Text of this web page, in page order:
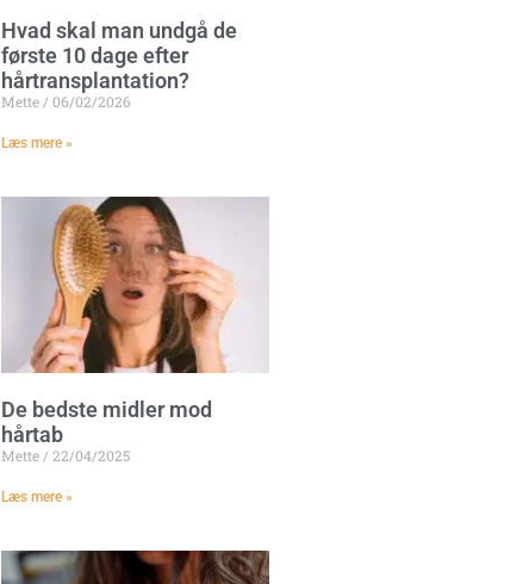
Hvad skal man undgå de
første 10 dage efter
hårtransplantation?
Mette 06/02/2026
Læs mere »
De bedste midler mod
hårtab
Mette 22/04/2025
Læs mere »